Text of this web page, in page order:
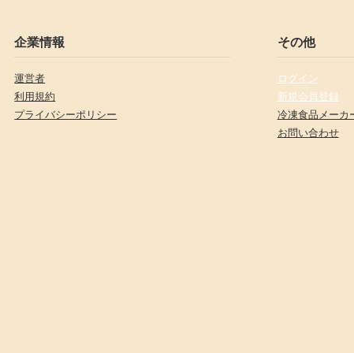
企業情報
運営者
利用規約
プライバシーポリシー
その他
ログイン
新規会員登録
冷凍食品メーカ
お問い合わせ